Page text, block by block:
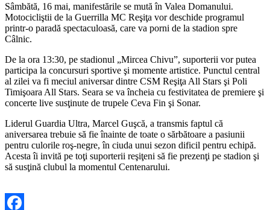
Sâmbătă, 16 mai, manifestările se mută în Valea Domanului.
Motocicliştii de la Guerrilla MC Reşiţa vor deschide programul
printr-o paradă spectaculoasă, care va porni de la stadion spre
Câlnic.
De la ora 13:30, pe stadionul „Mircea Chivu”, suporterii vor putea
participa la concursuri sportive şi momente artistice. Punctul central
al zilei va fi meciul aniversar dintre CSM Reşiţa All Stars şi Poli
Timişoara All Stars. Seara se va încheia cu festivitatea de premiere şi
concerte live susţinute de trupele Ceva Fin şi Sonar.
Liderul Guardia Ultra, Marcel Guşcă, a transmis faptul că
aniversarea trebuie să fie înainte de toate o sărbătoare a pasiunii
pentru culorile roş-negre, în ciuda unui sezon dificil pentru echipă.
Acesta îi invită pe toţi suporterii reşiţeni să fie prezenţi pe stadion şi
să susţină clubul la momentul Centenarului.